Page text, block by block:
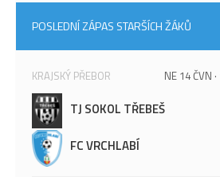
POSLEDNÍ ZÁPAS STARŠÍCH ŽÁKŮ
KRAJSKÝ PŘEBOR NE 14 ČVN
TJ SOKOL TŘEBEŠ
FC VRCHLABÍ